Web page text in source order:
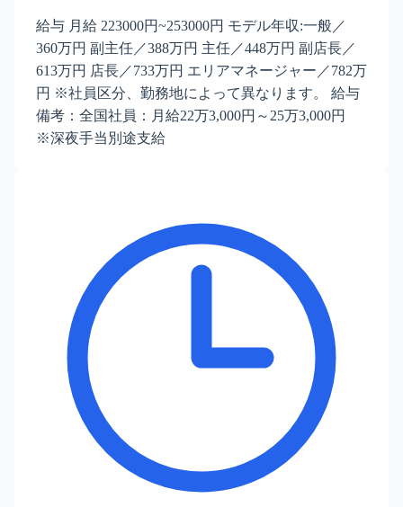
給与 月給 223000円~253000円 モデル年収:一般／
360万円 副主任／388万円 主任／448万円 副店長／
613万円 店長／733万円 エリアマネージャー／782万
円 ※社員区分、勤務地によって異なります。 給与
備考：全国社員：月給22万3,000円～25万3,000円
※深夜手当別途支給